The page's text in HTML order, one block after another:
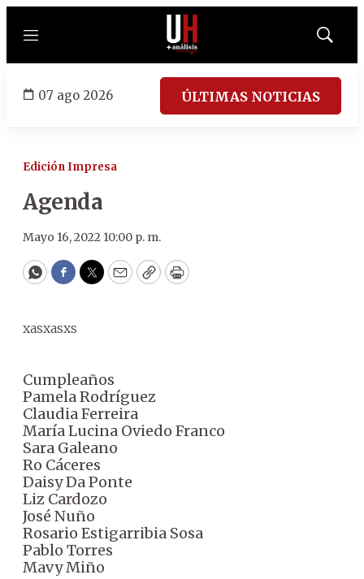
Menú
Mostrar
07 ago 2026 ÚLTIMAS NOTICIAS
Edición Impresa
Agenda
Mayo 16, 2022 10:00 p. m.
WhatsApp
Facebook
Twitter
EmailCopyPrint
xasxasxs
Cumpleaños
Pamela Rodríguez
Claudia Ferreira
María Lucina Oviedo Franco
Sara Galeano
Ro Cáceres
Daisy Da Ponte
Liz Cardozo
José Nuño
Rosario Estigarribia Sosa
Pablo Torres
Mavy Miño